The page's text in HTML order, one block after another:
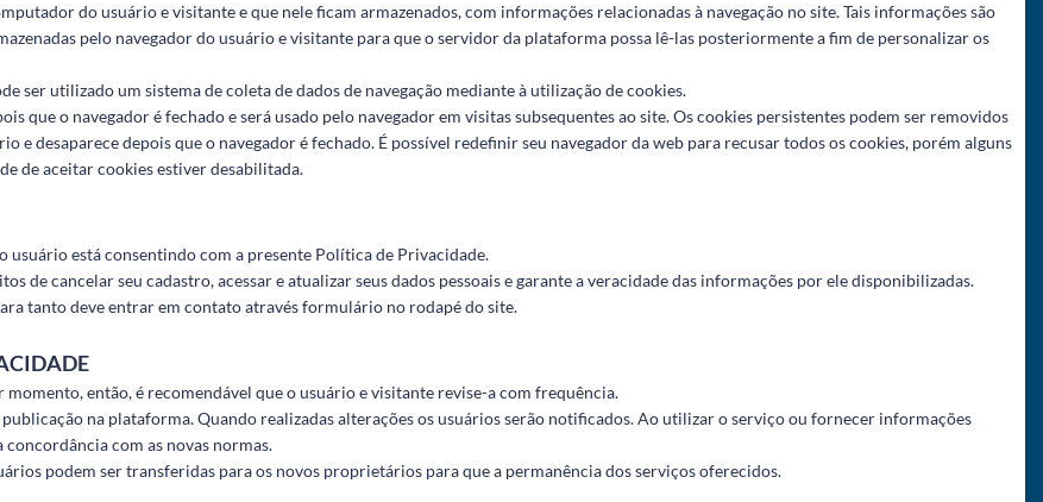
do usuário e visitante e que nele ficam armazenados, com informações relacionadas à navegação no site. Tais informações são
pelo navegador do usuário e visitante para que o servidor da plataforma possa lê-las posteriormente a fim de personalizar os
ser utilizado um sistema de coleta de dados de navegação mediante à utilização de cookies.
que o navegador é fechado e será usado pelo navegador em visitas subsequentes ao site. Os cookies persistentes podem ser removidos
e desaparece depois que o navegador é fechado. É possível redefinir seu navegador da web para recusar todos os cookies, porém alguns
de aceitar cookies estiver desabilitada.
está consentindo com a presente Política de Privacidade.
de cancelar seu cadastro, acessar e atualizar seus dados pessoais e garante a veracidade das informações por ele disponibilizadas.
tanto deve entrar em contato através formulário no rodapé do site.
então, é recomendável que o usuário e visitante revise-a com frequência.
na plataforma. Quando realizadas alterações os usuários serão notificados. Ao utilizar o serviço ou fornecer informações
com as novas normas.
podem ser transferidas para os novos proprietários para que a permanência dos serviços oferecidos.